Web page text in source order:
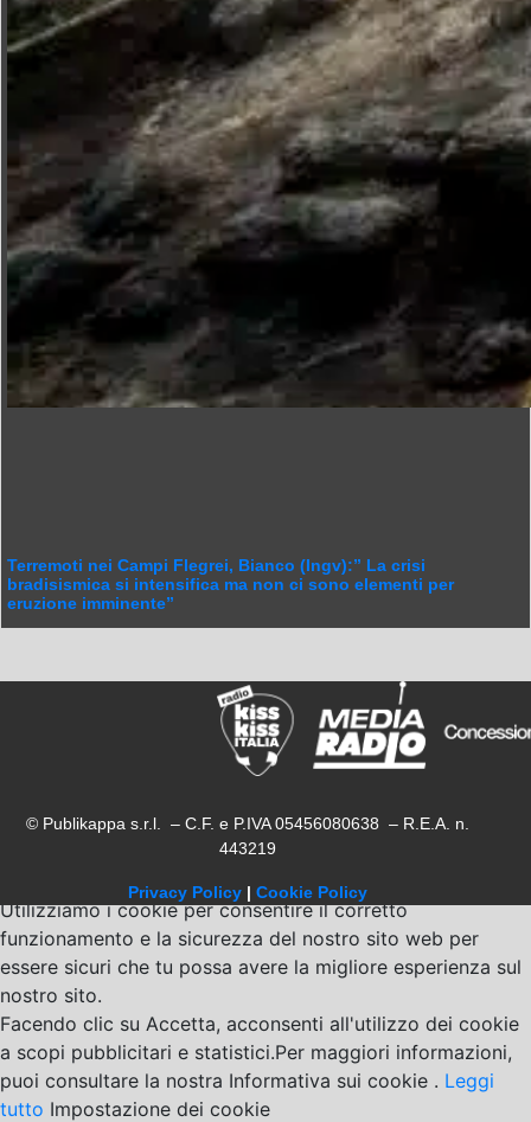
Terremoti nei Campi Flegrei, Bianco (Ingv):” La crisi
bradisismica si intensifica ma non ci sono elementi per
eruzione imminente”
© Publikappa s.r.l. – C.F. e P.IVA 05456080638 – R.E.A. n.
443219
Privacy Policy | Cookie Policy
Utilizziamo i cookie per consentire il corretto
funzionamento e la sicurezza del nostro sito web per
essere sicuri che tu possa avere la migliore esperienza sul
nostro sito.
Facendo clic su Accetta, acconsenti all'utilizzo dei cookie
a scopi pubblicitari e statistici.Per maggiori informazioni,
puoi consultare la nostra Informativa sui cookie . Leggi
tutto Impostazione dei cookie